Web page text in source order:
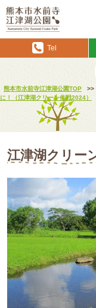
Tel
熊本市水前寺江津湖公園TOP >>
に！（江津湖クリーン作戦2024）
江津湖クリー